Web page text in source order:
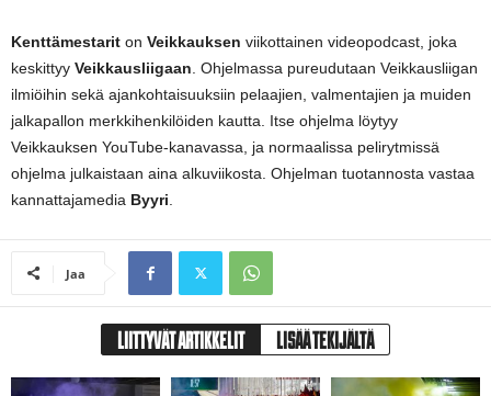
Kenttämestarit on Veikkauksen viikottainen videopodcast, joka
keskittyy Veikkausliigaan. Ohjelmassa pureudutaan Veikkausliigan
ilmiöihin sekä ajankohtaisuuksiin pelaajien, valmentajien ja muiden
jalkapallon merkkihenkilöiden kautta. Itse ohjelma löytyy
Veikkauksen YouTube-kanavassa, ja normaalissa pelirytmissä
ohjelma julkaistaan aina alkuviikosta. Ohjelman tuotannosta vastaa
kannattajamedia Byyri.
Jaa
LIITTYVÄT ARTIKKELIT LISÄÄ TEKIJÄLTÄ